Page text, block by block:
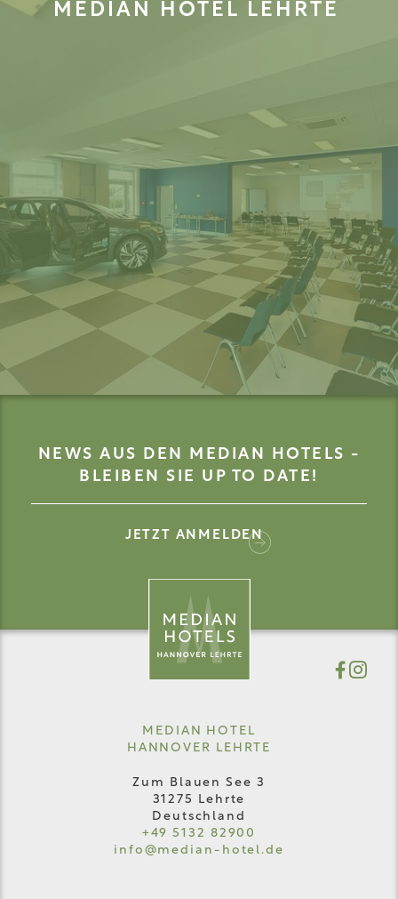
MEDIAN HOTEL LEHRTE
NEWS AUS DEN MEDIAN HOTELS -
BLEIBEN SIE UP TO DATE!
JETZT ANMELDEN
MEDIAN HOTEL
HANNOVER LEHRTE
Zum Blauen See 3
31275 Lehrte
Deutschland
+49 5132 82900
info@median-hotel.de